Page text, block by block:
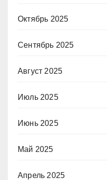
Октябрь 2025
Сентябрь 2025
Август 2025
Июль 2025
Июнь 2025
Май 2025
Апрель 2025